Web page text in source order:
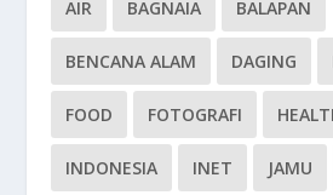
AIR BAGNAIA BALAPAN
BENCANA ALAM DAGING
FOOD FOTOGRAFI
INDONESIA INET JAMU